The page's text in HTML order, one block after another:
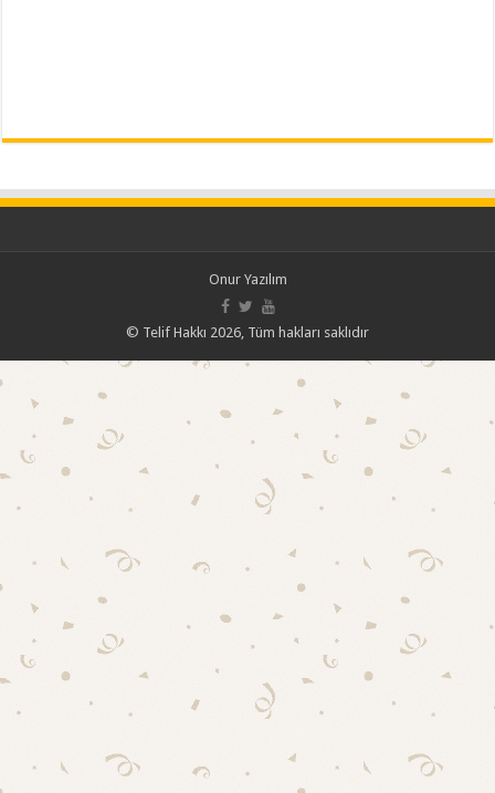
Onur Yazılım
© Telif Hakkı 2026, Tüm hakları saklıdır